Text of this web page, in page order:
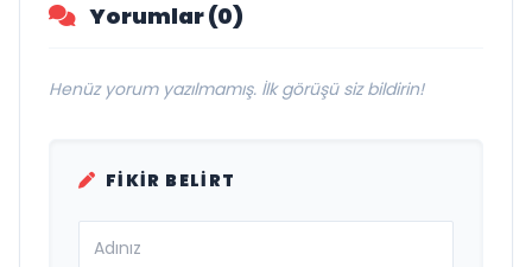
Yorumlar (0)
Henüz yorum yazılmamış. İlk görüşü siz bildirin!
FIKIR BELIRT